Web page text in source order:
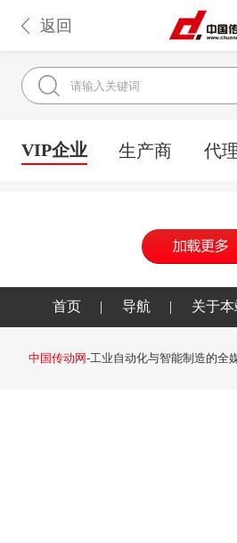
返回
VIP企业 生产商 代
首页 | 导航 | 关于
中国传动网-工业自动化与智能制造的全